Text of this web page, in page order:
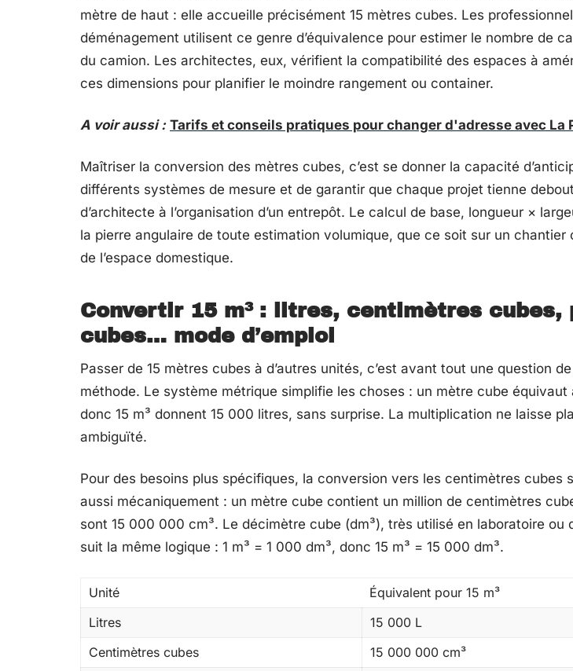
mètre de haut : elle accueille précisément 15 mètres cubes. Les
déménagement utilisent ce genre d’équivalence pour estimer le nombre de
du camion. Les architectes, eux, vérifient la compatibilité des espaces à
ces dimensions pour planifier le moindre rangement ou container.
A voir aussi : Tarifs et conseils pratiques pour changer d'adresse avec La
Maîtriser la conversion des mètres cubes, c’est se donner la capacité
différents systèmes de mesure et de garantir que chaque projet tienne
d’architecte à l’organisation d’un entrepôt. Le calcul de base, longueur ×
la pierre angulaire de toute estimation volumique, que ce soit sur un chantier
de l’espace domestique.
Convertir 15 m³ : litres, centimètres cubes,
cubes… mode d’emploi
Passer de 15 mètres cubes à d’autres unités, c’est avant tout une question
méthode. Le système métrique simplifie les choses : un mètre cube équivaut
donc 15 m³ donnent 15 000 litres, sans surprise. La multiplication ne laisse
ambiguïté.
Pour des besoins plus spécifiques, la conversion vers les centimètres cubes
aussi mécaniquement : un mètre cube contient un million de centimètres
sont 15 000 000 cm³. Le décimètre cube (dm³), très utilisé en laboratoire ou
suit la même logique : 1 m³ = 1 000 dm³, donc 15 m³ = 15 000 dm³.
Unité
Équivalent pour 15 m³
Litres
15 000 L
Centimètres cubes
15 000 000 cm³